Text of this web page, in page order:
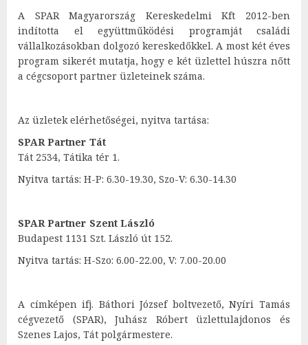
A SPAR Magyarország Kereskedelmi Kft 2012-ben
indította el együttműködési programját családi
vállalkozásokban dolgozó kereskedőkkel. A most két éves
program sikerét mutatja, hogy e két üzlettel húszra nőtt
a cégcsoport partner üzleteinek száma.
Az üzletek elérhetőségei, nyitva tartása:
SPAR Partner Tát
Tát 2534, Tátika tér 1.
Nyitva tartás: H-P: 6.30-19.30, Szo-V: 6.30-14.30
SPAR Partner Szent László
Budapest 1131 Szt. László út 152.
Nyitva tartás: H-Szo: 6.00-22.00, V: 7.00-20.00
A címképen ifj. Báthori József boltvezető, Nyíri Tamás
cégvezető (SPAR), Juhász Róbert üzlettulajdonos és
Szenes Lajos, Tát polgármestere.